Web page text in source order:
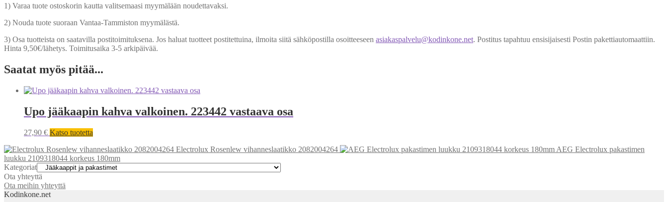
1) Varaa tuote ostoskorin kautta valitsemaasi myymälään noudettavaksi.
2) Nouda tuote suoraan Vantaa-Tammiston myymälästä.
3) Osa tuotteista on saatavilla postitoimituksena. Jos haluat tuotteet postitettuina, ilmoita siitä sähköpostilla osoitteeseen asiakaspalvelu@kodinkone.net. Postitus tapahtuu ensisijaisesti Postin pakettiautomaattiin.
Hinta 9,50€/lähetys. Toimitusaika 3-5 arkipäivää.
Saatat myös pitää...
Upo jääkaapin kahva valkoinen. 223442 vastaava osa
27,90 € Katso tuotetta
Electrolux Rosenlew vihanneslaatikko 2082004264
AEG Electrolux pakastimen
luukku 2109318044 korkeus 180mm
Kategoriat
Ota yhteyttä
Ota meihin yhteyttä
Kodinkone.net